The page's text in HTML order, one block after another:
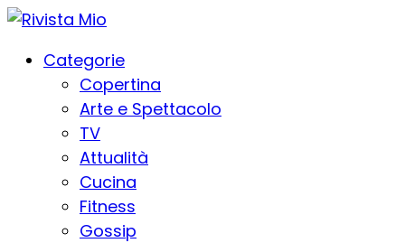
Categorie
Copertina
Arte e Spettacolo
TV
Attualità
Cucina
Fitness
Gossip